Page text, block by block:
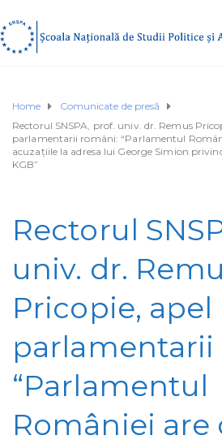
Home
Comunicate de presă
Rectorul SNSPA, prof. univ. dr. Remus
parlamentarii români: “Parlamentul
acuzațiile la adresa lui George Simion
KGB”
Rectorul
univ. dr.
Pricopie,
parlamentarii
“Parlamentul
României